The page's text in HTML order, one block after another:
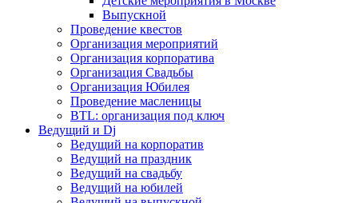
Выпускной
Проведение квестов
Организация мероприятий
Организация корпоратива
Организация Свадьбы
Организация Юбилея
Проведение масленицы
BTL: организация под ключ
Ведущий и Dj
Ведущий на корпоратив
Ведущий на праздник
Ведущий на свадьбу
Ведущий на юбилей